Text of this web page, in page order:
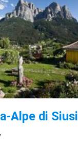
Alpe di Siusi